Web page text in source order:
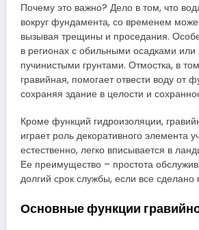
Почему это важно? Дело в том, что
вокруг фундамента, со временем
вызывая трещины и проседания.
в регионах с обильными осадками или
пучинистыми грунтами. Отмостка, в
гравийная, помогает отвести воду от
сохраняя здание в целости и
Кроме функций гидроизоляции,
играет роль декоративного элемента
естественно, легко вписывается в
Ее преимущество – простота
долгий срок службы, если все сделано
Основные функции